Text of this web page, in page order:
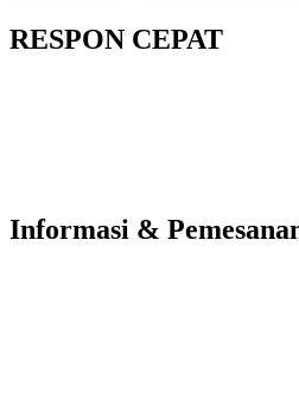
RESPON CEPAT
Informasi &